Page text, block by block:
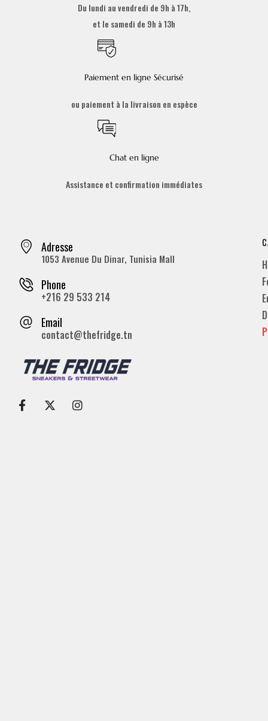
Du lundi au vendredi de 9h à 17h,
et le samedi de 9h à 13h
Paiement en ligne Sécurisé
ou paiement à la livraison en espèce
Chat en ligne
Assistance et confirmation immédiates
Adresse
1053 Avenue Du Dinar, Tunisia Mall
Phone
+216 29 533 214
Email
contact@thefridge.tn